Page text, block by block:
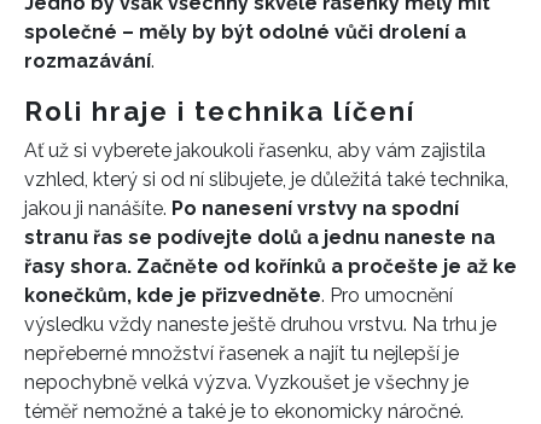
společné – měly by být odolné vůči drolení a
rozmazávání.
Roli hraje i technika líčení
Ať už si vyberete jakoukoli řasenku, aby vám zajistila
vzhled, který si od ní slibujete, je důležitá také technika,
jakou ji nanášíte. Po nanesení vrstvy na spodní
stranu řas se podívejte dolů a jednu naneste na
řasy shora. Začněte od kořínků a pročešte je až ke
konečkům, kde je přizvedněte. Pro umocnění
výsledku vždy naneste ještě druhou vrstvu. Na trhu je
nepřeberné množství řasenek a najít tu nejlepší je
nepochybně velká výzva. Vyzkoušet je všechny je
téměř nemožné a také je to ekonomicky náročné.